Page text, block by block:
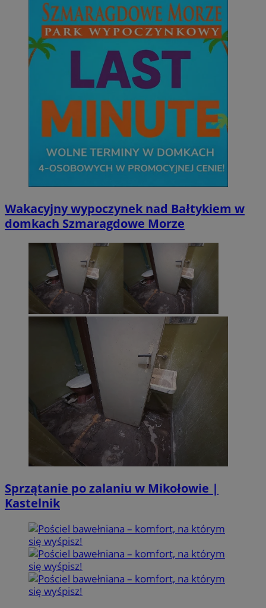
Wakacyjny wypoczynek nad Bałtykiem w
domkach Szmaragdowe Morze
Sprzątanie po zalaniu w Mikołowie |
Kastelnik